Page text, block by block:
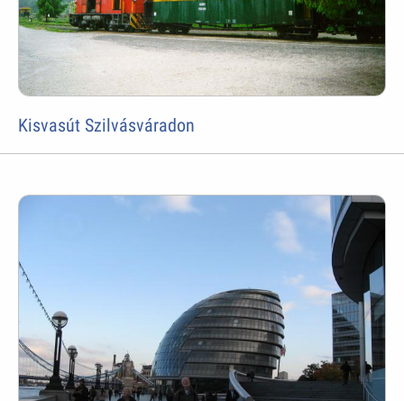
Kisvasút Szilvásváradon